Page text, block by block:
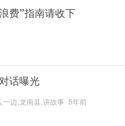
费”指南请收下
话曝光
边,龙南县,讲故事 5年前